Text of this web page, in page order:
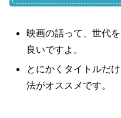
映画の話って、世代
良いですよ。
とにかくタイトルだ
法がオススメです。